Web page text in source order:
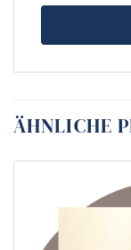
ÄHNLICHE